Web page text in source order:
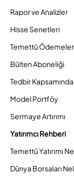
Rapor ve Analizler
Hisse Senetleri
Temettü
Bülten Aboneliği
Tedbir
Model Portföy
Sermaye Artırımı
Yatırımcı Rehberi
Temettü Yatırımı
Dünya Borsaları